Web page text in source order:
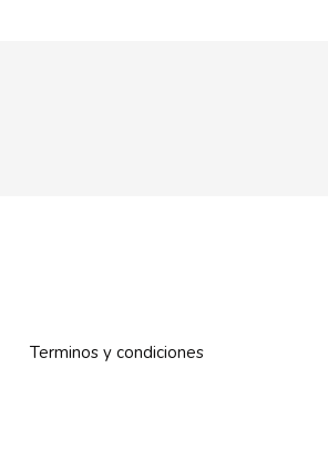
Terminos y condiciones